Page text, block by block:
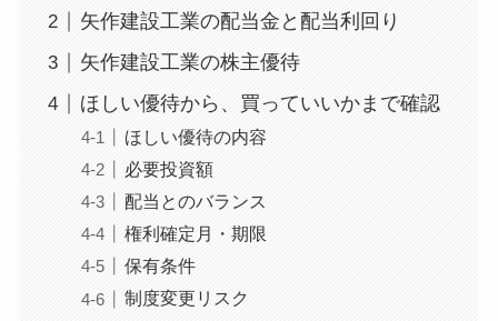
矢作建設工業の配当金と配当利回り
矢作建設工業の株主優待
ほしい優待から、買っていいかまで確認
ほしい優待の内容
必要投資額
配当とのバランス
権利確定月・期限
保有条件
制度変更リスク